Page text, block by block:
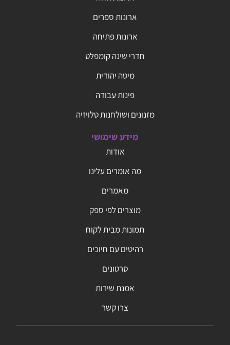
ארונות ספרים
ארונות פתיחה
חדרי שינה קומפלט
מיטה יהודית
פינות עבודה
מזנונים ושולחנות טלויזיה
מידע שימושי
אודות
מה אומרים עלינו
מאמרים
מוצרים לפי ספק
תמונות מבית לקוח
רהיטים עם חיוכים
סרטונים
אמנת שירות
צרו קשר